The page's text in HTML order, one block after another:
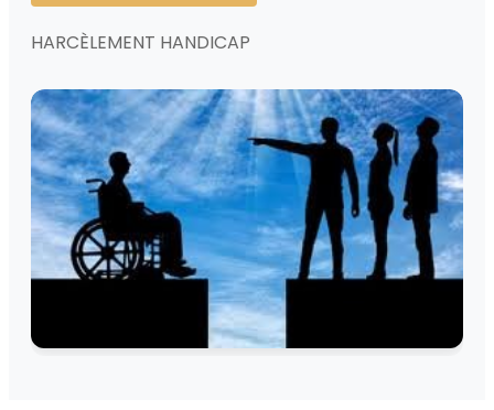
HARCÈLEMENT HANDICAP